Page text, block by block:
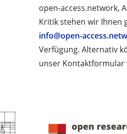
open-access.network,
Kritik stehen wir Ihnen
info@open-
Verfügung. Alternativ
unser Kontaktformular